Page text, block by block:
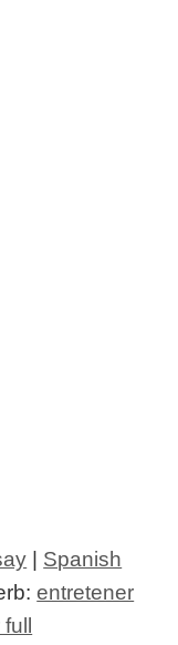
| Spanish
entretener
full